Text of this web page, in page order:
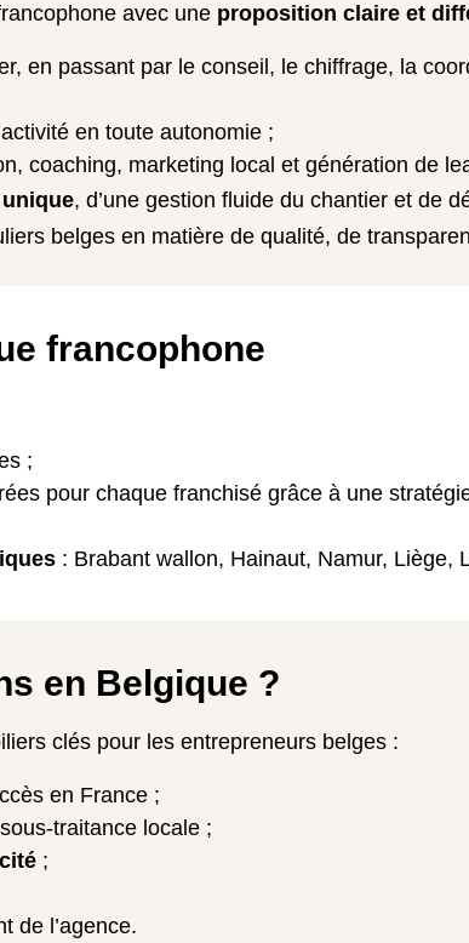
avec une proposition claire et
en passant par le conseil, le chiffrage, la
en toute autonomie ;
coaching, marketing local et génération de
, d’une gestion fluide du chantier et de
belges en matière de qualité, de
francophone
;
pour chaque franchisé grâce à une
: Brabant wallon, Hainaut, Namur, Liège,
en Belgique ?
clés pour les entrepreneurs belges :
en France ;
traitance locale ;
;
de l’agence.